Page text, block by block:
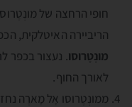
חופי הרחצה של
הריביירה האיטלקית,
מונְטֶרוסו. נעצור בכפר
לאורך החוף.
ממונְטֶרוסו אָל מָארֶה